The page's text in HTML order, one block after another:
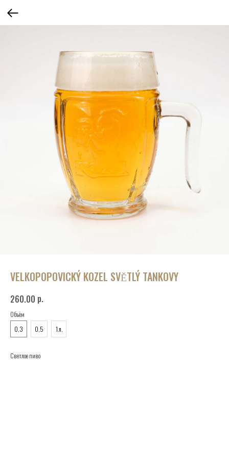
VELKOPOPOVICKÝ KOZEL SVĚTLÝ TANKOVY
260.00 р.
Объём
0,3
0,5 1 л.
Светлое пиво